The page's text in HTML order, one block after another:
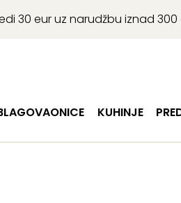
30 eur uz narudžbu iznad
KUHINJE